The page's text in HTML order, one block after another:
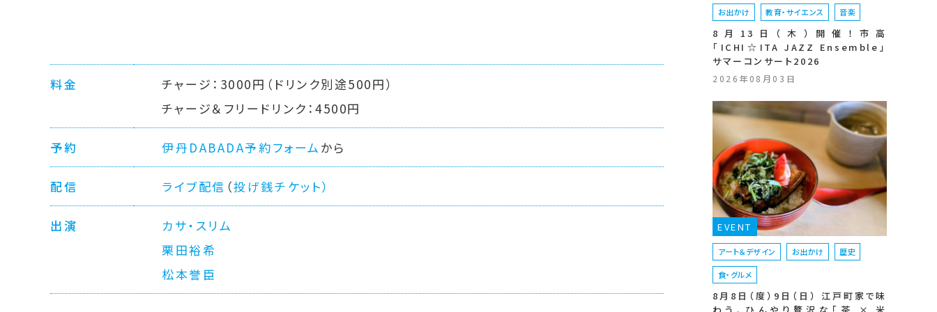
料金
チャージ：3000円（ドリンク別途500円）
チャージ＆フリードリンク：4500円
予約 伊丹DABADA予約フォーム から
配信 ライブ配信 （投げ銭チケット）
出演
カサ・スリム
栗田裕希
松本誉臣
お出かけ 教育・サイエンス 音楽
8月13日（木）開催！市高
「ICHI☆ITA JAZZ Ensemble」
サマーコンサート2026
2026年08月03日
EVENT
アート＆デザイン お出かけ 歴史
食・グルメ
8月8日（度）9日（日） 江戸町家で味
わう、ひんやり贅沢な「茶 × 米